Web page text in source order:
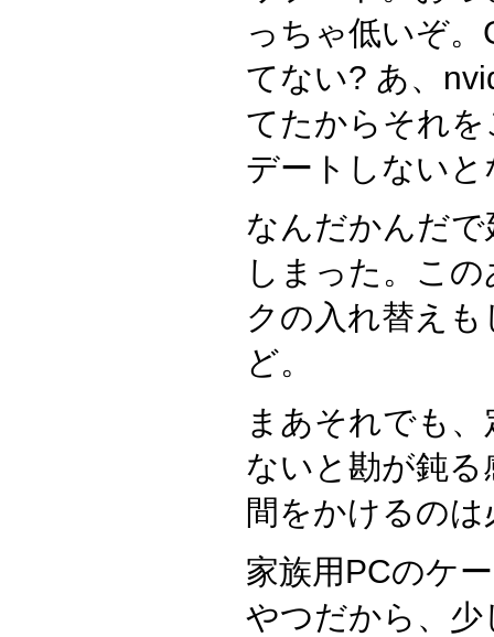
っちゃ低いぞ
てない? あ、
てたからそれ
デートしない
なんだかんだ
しまった。こ
クの入れ替え
ど。
まあそれでも
ないと勘が鈍
間をかけるの
家族用PCのケ
やつだから、